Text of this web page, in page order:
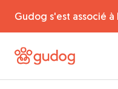
Gudog s'est associé à